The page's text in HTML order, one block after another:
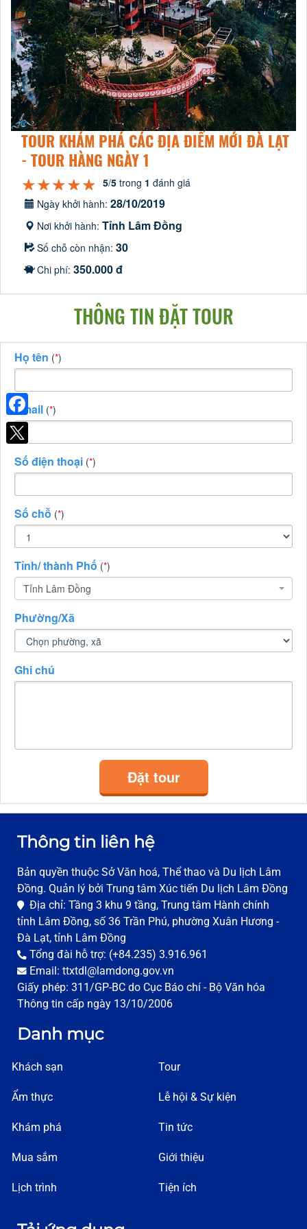
TOUR KHÁM PHÁ CÁC ĐỊA ĐIỂM MỚI ĐÀ LẠT
- TOUR HÀNG NGÀY 1
★★★★★
★★★★★
★★★★★ 5/5 trong 1 đánh giá
Ngày khởi hành: 28/10/2019
Nơi khởi hành: Tỉnh Lâm Đồng
Số chỗ còn nhận: 30
Chi phí: 350.000 đ
THÔNG TIN ĐẶT TOUR
Họ tên (*)
Email (*)
Số điện thoại (*)
Số chỗ (*)
Tỉnh/ thành Phố (*)
Tỉnh Lâm Đồng
Phường/Xã
Ghi chú
Đặt tour
Thông tin liên hệ
Bản quyền thuộc Sở Văn hoá, Thể thao và Du lịch Lâm
Đồng. Quản lý bởi Trung tâm Xúc tiến Du lịch Lâm Đồng
Địa chỉ: Tầng 3 khu 9 tầng, Trung tâm Hành chính
tỉnh Lâm Đồng, số 36 Trần Phú, phường Xuân Hương -
Đà Lạt, tỉnh Lâm Đồng
Tổng đài hỗ trợ: (+84.235) 3.916.961
Email: ttxtdl@lamdong.gov.vn
Giấy phép: 311/GP-BC do Cục Báo chí - Bộ Văn hóa
Thông tin cấp ngày 13/10/2006
Danh mục
Khách sạn
Ẩm thực
Khám phá
Mua sắm
Lịch trình
Tour
Lễ hội & Sự kiện
Tin tức
Giới thiệu
Tiện ích
Facebook